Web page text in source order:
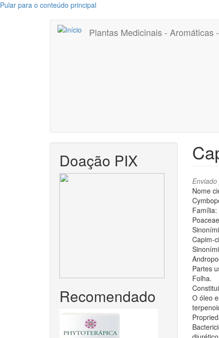
Pular para o conteúdo principal
Plantas Medicinais - Aromáticas
Doação PIX
Recomendado
Nome
Família:
Poaceae
Capim-
Partes
Folha.
O óleo